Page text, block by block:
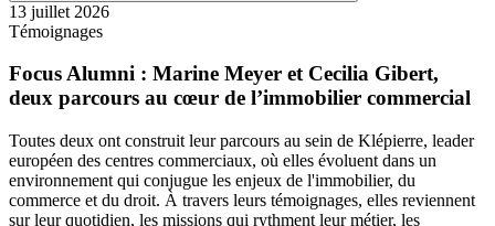
13 juillet 2026
Témoignages
Focus Alumni : Marine Meyer et Cecilia Gibert,
deux parcours au cœur de l’immobilier commercial
Toutes deux ont construit leur parcours au sein de Klépierre, leader
européen des centres commerciaux, où elles évoluent dans un
environnement qui conjugue les enjeux de l'immobilier, du
commerce et du droit. À travers leurs témoignages, elles reviennent
sur leur quotidien, les missions qui rythment leur métier, les